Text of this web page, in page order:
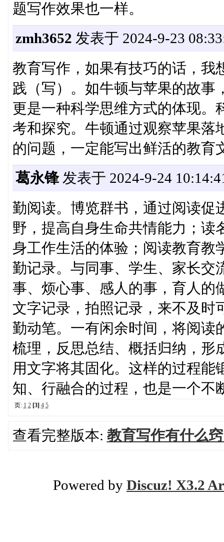
题写作效果也一样。
zmh3652 发表于 2024-9-23
教育写作，如果有技巧的话，我
践（写）。如牛顿与苹果的故事
更是一种科学思维方式的体现。
考和探究。牛顿通过观察苹果落
的问题，一定能写出鲜活的教育
葛永锋发表于 2024-9-24
勤阅读。博览群书，通过阅读促
野，提高自身生命共情能力；读
身工作生活的体验；阅读教育教
勤记录。与同事、学生、家长交
事、烦心事、感人的事，育人的
文字记录，拍照记录，来不及时
勤动笔。一有闲余时间，将阅读
梳理，反思总结、概括归纳，形
用文字将其固化。这样的过程能
知、行融合的过程，也是一个不
页: 1 2 [3] 4 5
查看完整版本: 教育写作有什么
Powered by Discuz! X3.2